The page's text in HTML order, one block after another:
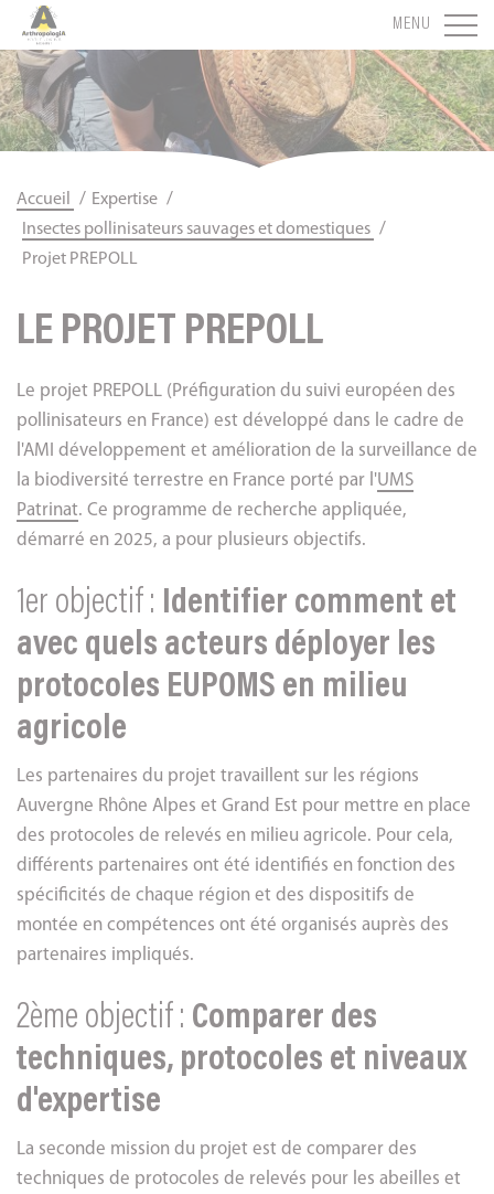
MENU
Accueil / Expertise /
Insectes pollinisateurs sauvages et domestiques /
Projet PREPOLL
LE PROJET PREPOLL
Le projet PREPOLL (Préfiguration du suivi européen des
pollinisateurs en France) est développé dans le cadre de
l'AMI développement et amélioration de la surveillance de
la biodiversité terrestre en France porté par l'UMS
Patrinat. Ce programme de recherche appliquée,
démarré en 2025, a pour plusieurs objectifs.
1er objectif : Identifier comment et
avec quels acteurs déployer les
protocoles EUPOMS en milieu
agricole
Les partenaires du projet travaillent sur les régions
Auvergne Rhône Alpes et Grand Est pour mettre en place
des protocoles de relevés en milieu agricole. Pour cela,
différents partenaires ont été identifiés en fonction des
spécificités de chaque région et des dispositifs de
montée en compétences ont été organisés auprès des
partenaires impliqués.
2ème objectif : Comparer des
techniques, protocoles et niveaux
d'expertise
La seconde mission du projet est de comparer des
techniques de protocoles de relevés pour les abeilles et
Panneau de gestion des cookies